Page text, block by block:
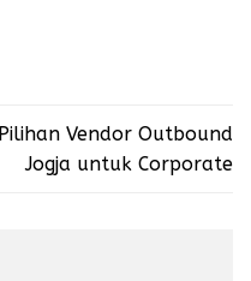
Pilihan Vendor Outbound
Jogja untuk Corporate